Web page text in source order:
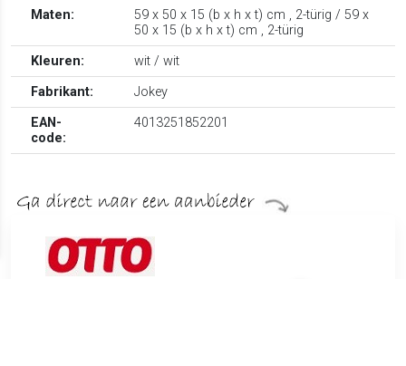
Maten:
59 x 50 x 15 (b x h x t) cm , 2-türig / 59 x
50 x 15 (b x h x t) cm , 2-türig
Kleuren:
wit / wit
Fabrikant:
Jokey
EAN-
code:
4013251852201